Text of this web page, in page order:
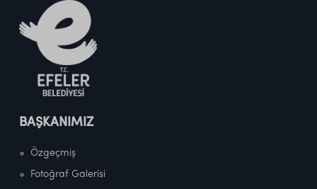
BAŞKANIMIZ
Özgeçmiş
Fotoğraf Galerisi